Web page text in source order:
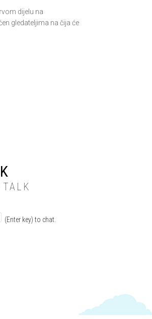
dijelu na
gledateljima na čija će
(Enter key) to chat.